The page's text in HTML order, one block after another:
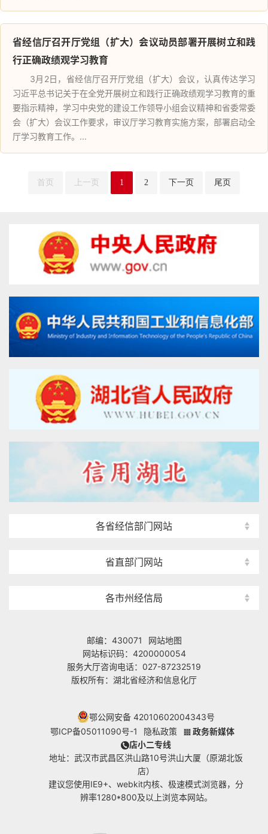
省经信厅召开厅党组（扩大）会议动员部署开展树立和践
行正确政绩观学习教育
3月2日，省经信厅召开厅党组（扩大）会议，认真传达学习
习近平总书记关于在全党开展树立和践行正确政绩观学习教育的重
要指示精神，学习中央党的建设工作领导小组会议精神和省委常委
会（扩大）会议工作要求，审议厅学习教育实施方案，部署启动全
厅学习教育工作。...
首页 上一页 1 2 下一页 尾页
各省经信部门网站
省直部门网站
各市州经信局
邮编：430071
网站地图
网站标识码：4200000054
服务大厅咨询电话：027-87232519
版权所有：湖北省经济和信息化厅
鄂公网安备 42010602004343号
鄂ICP备05011090号-1
隐私政策
政务新媒体
店小二专线
地址：武汉市武昌区洪山路10号洪山大厦（原湖北饭
店）
建议您使用IE9+、webkit内核、极速模式浏览器，分
辨率1280*800及以上浏览本网站。